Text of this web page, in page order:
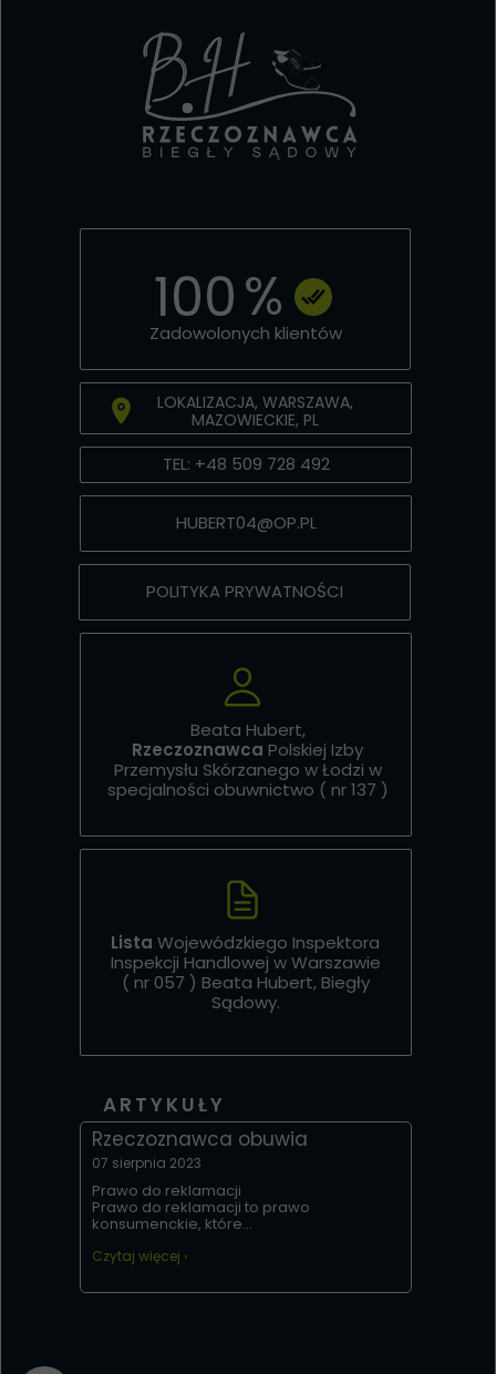
LOKALIZACJA, WARSZAWA,
MAZOWIECKIE, PL
TEL: +48 509 728 492
HUBERT04@OP.PL​​​​​​​
Zadowolonych klientów
100%
Lista Wojewódzkiego Inspektora
Inspekcji Handlowej w Warszawie
( nr 057 ) Beata Hubert, Biegły
Sądowy.
Beata Hubert,
Rzeczoznawca Polskiej Izby
Przemysłu Skórzanego w Łodzi w
specjalności obuwnictwo ( nr 137 )
ARTYKUŁY
Rzeczoznawca obuwia
07 sierpnia 2023
Prawo do reklamacji
Prawo do reklamacji to prawo
konsumenckie, które...
Czytaj więcej ›
POLITYKA PRYWATNOŚCI